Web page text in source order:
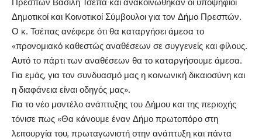
Δημοτικοί και Κοινοτικοί Σύμβουλοι για τον Δήμο Πρεσπών.
Ο κ. Τσέπας ανέφερε ότι θα καταργήσει άμεσα το
«προνομιακό καθεστώς αναθέσεων σε συγγενείς και φίλους.
Αυτό το πάρτι των αναθέσεων θα το καταργήσουμε άμεσα.
Για εμάς, για τον συνδυασμό μας η κοινωνική δικαιοσύνη και
η διαφάνεια είναι οδηγός μας».
Για το νέο μοντέλο ανάπτυξης του Δήμου και της περιοχής
τόνισε πως «Θα κάνουμε έναν Δήμο πρωτοπόρο στη
λειτουργία του, πρωταγωνιστή στην ανάπτυξη και πάντα